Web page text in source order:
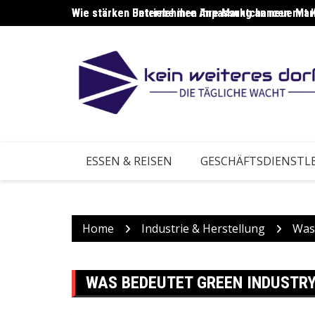
to
Wie stärken Unternehmen ihre Marktchancen mit
Wie stärken Betriebe ihre Anpassung an neue
ESSEN & REISEN
Home Industrie & Herstellung
WAS BEDEUTET GREEN